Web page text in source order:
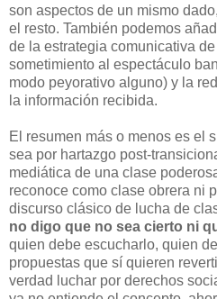
son aspectos de un mismo
el resto. También podemos
de la estrategia comunicativa
sometimiento a l espectáculo
modo peyorativo alguno) y la
la información recibida.
El resumen más o menos es el
sea por hartazgo post-
mediática de una clase
reconoce como clase obrera ni
discurso c lásico de lucha de
no digo que no sea cierto ni
quien debe escucharlo, quien
propuestas que sí quieren
verdad luchar por derechos